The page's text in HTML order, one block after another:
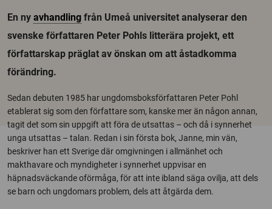
En ny avhandling från Umeå universitet analyserar den
svenske författaren Peter Pohls litterära projekt, ett
författarskap präglat av önskan om att åstadkomma
förändring.
Sedan debuten 1985 har ungdomsboksförfattaren Peter Pohl
etablerat sig som den författare som, kanske mer än någon annan,
tagit det som sin uppgift att föra de utsattas – och då i synnerhet
unga utsattas – talan. Redan i sin första bok, Janne, min vän,
beskriver han ett Sverige där omgivningen i allmänhet och
makthavare och myndigheter i synnerhet uppvisar en
häpnadsväckande oförmåga, för att inte ibland säga ovilja, att dels
se barn och ungdomars problem, dels att åtgärda dem.